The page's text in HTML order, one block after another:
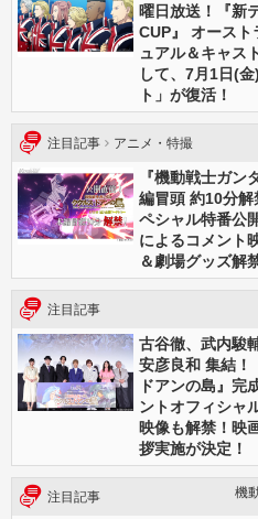
曜日放送！『新
CUP』 オース
ュアル＆キャス
して、7月1日(
ト」が復活！
注目記事 アニメ・特撮
『機動戦士ガン
編冒頭 約10分
ペシャル特番公
によるコメント
＆劇場グッズ解
注目記事
古谷徹、武内駿
安彦良和 集結！
ドアンの島』完
ントオフィシャ
映像も解禁！映
拶実施が決定！
注目記事 機